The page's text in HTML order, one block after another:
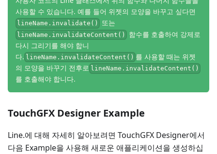
사용할 수 있습니다. 예를 들어 위젯의 모양을 바꾸고 싶다면
lineName.invalidate() 또는
lineName.invalidateContent()
함수를 호출하여 강제로
다시 그리기를 해야 합니
다. lineName.invalidateContent() 를 사용할 때는 위젯
의 모양을 바꾸기 전후로 lineName.invalidateContent()
를 호출해야 합니다.
TouchGFX Designer Example
Line.에 대해 자세히 알아보려면 TouchGFX Designer에서
다음 Example을 사용해 새로운 애플리케이션을 생성하십